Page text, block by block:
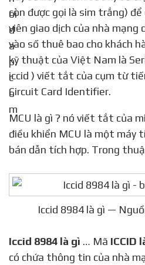
còn được gọi là sim trắng)
viên giao dịch của nhà mạng
vào số thuê bao cho khách
kỹ thuật của Việt Nam là
iccid ) viết tắt của cụm từ
Circuit Card Identifier.
MCU là gì ? nó viết tắt của microcontroller unit Bộ vi
điều khiển MCU là một máy
bán dẫn tích hợp. Trong
Iccid 8984 là gì —
Iccid 8984 là gì … Mã ICCID
có chứa thông tin của nhà